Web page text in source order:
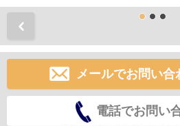
メールでお問い合
電話でお問い